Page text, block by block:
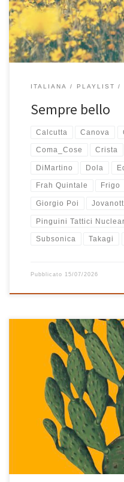
stesso, alcuni passaggi tra
ITALIANA PLAYLIST
Sempre bello
Calcutta Canova
Coma_Cose Crista
DiMartino Dola
Frah Quintale Frigo
Giorgio Poi
Pinguini Tattici
Subsonica Takagi
Pubblicato 15/07/2026
Non basta Stare Bene e
Molto Bene! Altre 36 canzoni
bilico tra nuovo, meno nuovo
l’altra con la stessa passione
canzoni fantastiche, di